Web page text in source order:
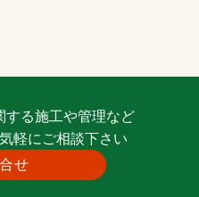
する施工や管理など
軽にご相談下さい
せ